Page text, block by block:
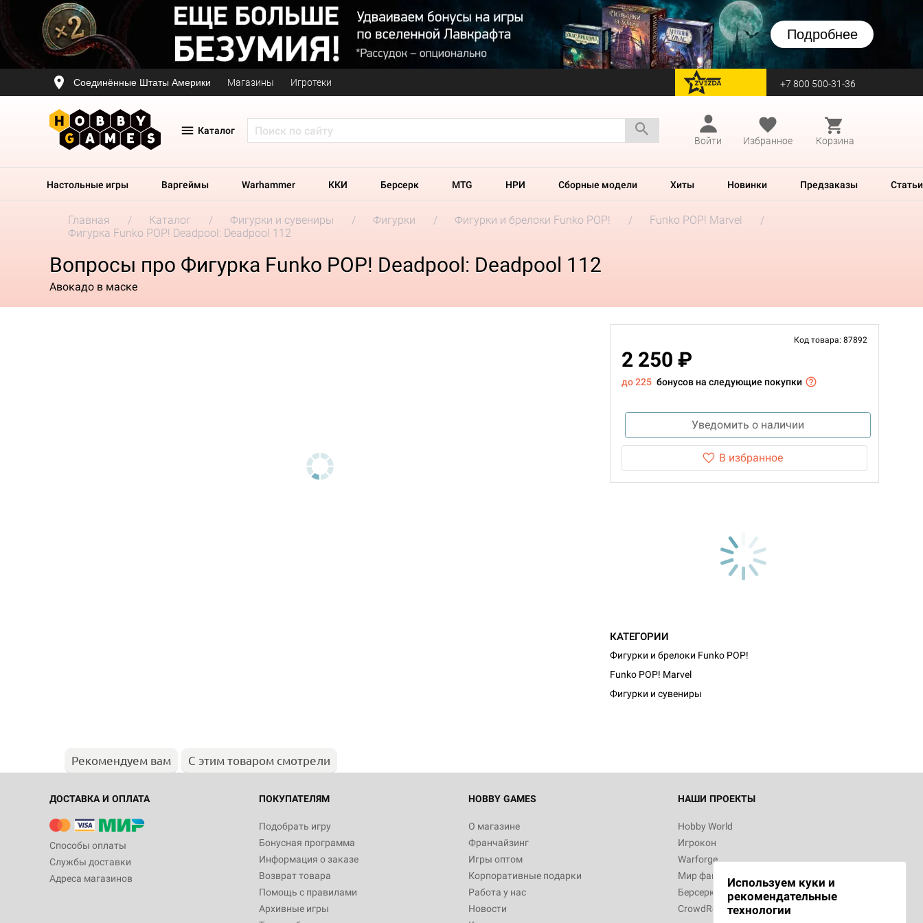
Подробнее
Соединённые Штаты Америки Магазины Игротеки перейти на Zvezda +7 800 500-31-36
Каталог
Войти
Избранное Корзина
Настольные игры Варгеймы Warhammer ККИ Берсерк MTG НРИ Сборные модели Хиты Новинки Предзаказы Статьи
Главная Каталог Фигурки и сувениры Фигурки Фигурки и брелоки Funko POP!
Funko POP! Marvel
Фигурка Funko POP! Deadpool: Deadpool 112
Вопросы про Фигурка Funko POP! Deadpool: Deadpool 112
Авокадо в маске
Код товара: 87892
2 250 ₽
до 225 бонусов на следующие покупки
Уведомить о наличии
В избранное
КАТЕГОРИИ
Фигурки и брелоки Funko POP!
Funko POP! Marvel
Фигурки и сувениры
Рекомендуем вам С этим товаром смотрели
ДОСТАВКА И ОПЛАТА
Способы оплаты
Службы доставки
Адреса магазинов
ПОКУПАТЕЛЯМ
Подобрать игру
Бонусная программа
Информация о заказе
Возврат товара
Помощь с правилами
Архивные игры
HOBBY GAMES
О магазине
Франчайзинг
Игры оптом
Корпоративные подарки
Работа у нас
Новости
НАШИ ПРОЕКТЫ
Hobby World
Игрокон
Warforge
Мир фантастики
Берсерк
CrowdRepublic
Используем куки и
рекомендательные
технологии